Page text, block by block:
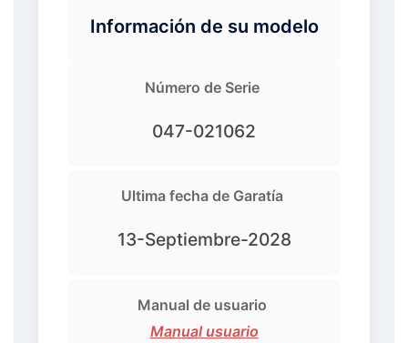
Información de su modelo
Número de Serie
047-021062
Ultima fecha de Garatía
13-Septiembre-2028
Manual de usuario
Manual usuario